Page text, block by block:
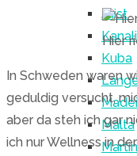
Juist
Kuba
Malta
Hier
In Schweden waren
geduldig versucht,
aber da steh ich gar
ich nur Wellness in